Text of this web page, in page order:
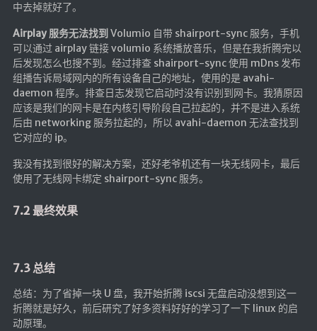
中去掉就好了。
Airplay 服务无法找到 Volumio 自带 shairport-sync 服务，手机
可以通过 airplay 链接 volumio 系统播放音乐，但是在我折腾完以
后发现怎么也搜不到。经过排查 shairport-sync 使用 mDns 发布
组播告诉局域网内的所有设备自己的地址，使用的是 avahi-
daemon 程序。排查日志发现它启动时没有识别到网卡。我猜原因
应该是我们的网卡是在内核引导阶段自己拉起的，并不是进入系统
后由 networking 服务拉起的，所以 avahi-daemon 无法查找到
它对应的 ip。
我没有找到很好的解决方案，还好老爷机还有一块无线网卡，最后
使用了无线网卡绑定 shairport-sync 服务。
7.2 最终效果
7.3 总结
总结：为了省掉一块 U 盘，我开始折腾 iscsi 无盘启动没想到这一
折腾就是好久，前后研究了好多资料好好的学习了一下 linux 的启
动原理。